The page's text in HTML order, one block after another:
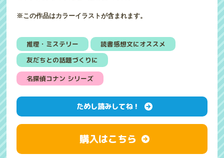
※この作品はカラーイラストが含まれます。
推理・ミステリー
読書感想文にオススメ
友だちとの話題づくりに
名探偵コナン シリーズ
ためし読みしてね！
購入はこちら